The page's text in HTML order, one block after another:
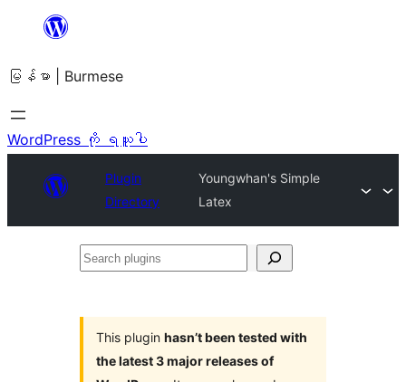
အကြောင်းအရာ
ကျော်သွား
ရန်
မြန်မာ | Burmese
WordPress ကို ရယူပါ
Plugin
Directory
Youngwhan's Simple
Latex
Search
This plugin hasn’t been tested with
the latest 3 major releases of